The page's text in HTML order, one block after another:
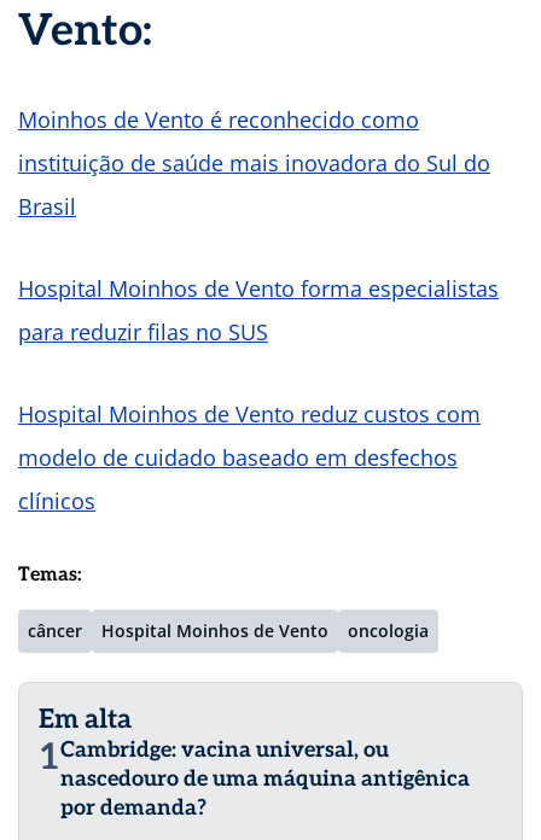
Vento:
Moinhos de Vento é reconhecido como
instituição de saúde mais inovadora do Sul do
Brasil
Hospital Moinhos de Vento forma especialistas
para reduzir filas no SUS
Hospital Moinhos de Vento reduz custos com
modelo de cuidado baseado em desfechos
clínicos
Temas:
câncer Hospital Moinhos de Vento oncologia
Em alta
1Cambridge: vacina universal, ou
nascedouro de uma máquina antigênica
por demanda?